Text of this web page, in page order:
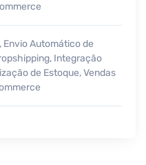
, Envio Automático de
, Integração
de Estoque,Vendas